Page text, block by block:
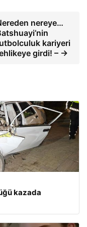
nereye…
kariyeri
girdi! – →
kazada